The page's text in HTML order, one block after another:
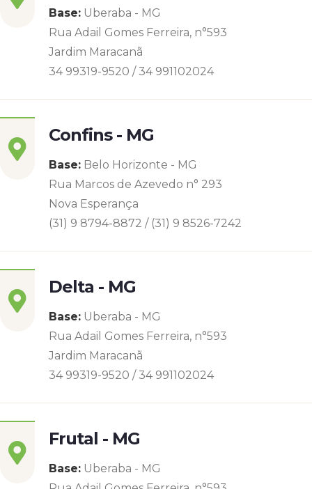
Base: Uberaba - MG
Rua Adail Gomes Ferreira, n°593
Jardim Maracanã
34 99319-9520 / 34 991102024
Confins - MG
Base: Belo Horizonte - MG
Rua Marcos de Azevedo n° 293
Nova Esperança
(31) 9 8794-8872 / (31) 9 8526-7242
Delta - MG
Base: Uberaba - MG
Rua Adail Gomes Ferreira, n°593
Jardim Maracanã
34 99319-9520 / 34 991102024
Frutal - MG
Base: Uberaba - MG